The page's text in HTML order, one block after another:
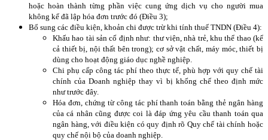
hoặc hoàn thành từng phần việc cung ứng dịch vụ cho người mua
không kể đã lập hóa đơn trước đó (Điều 3);
Bổ sung các điều kiện, khoản chi được trừ khi tính thuế TNDN (Điều 4):
Khấu hao tài sản cố định như: thư viện, nhà trẻ, khu thể thao (kể
cả thiết bị, nội thất bên trong); cơ sở vật chất, máy móc, thiết bị
dùng cho hoạt động giáo dục nghề nghiệp.
Chi phụ cấp công tác phí theo thực tế, phù hợp với quy chế tài
chính của Doanh nghiệp thay vì bị khống chế theo định mức
như trước đây.
Hóa đơn, chứng từ công tác phí thanh toán bằng thẻ ngân hàng
của cá nhân cũng được coi là đáp ứng yêu cầu thanh toán qua
ngân hàng, với điều kiện có quy định rõ Quy chế tài chính hoặc
quy chế nội bộ của doanh nghiệp.